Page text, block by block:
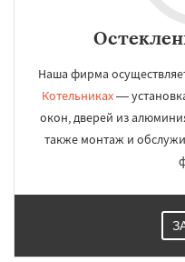
Наша фирма
Котельниках—
окон, дверей из
также монтаж и